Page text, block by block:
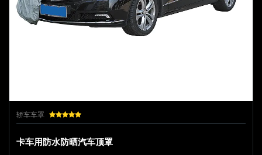
轿车车罩
卡车用防水防晒汽车顶罩